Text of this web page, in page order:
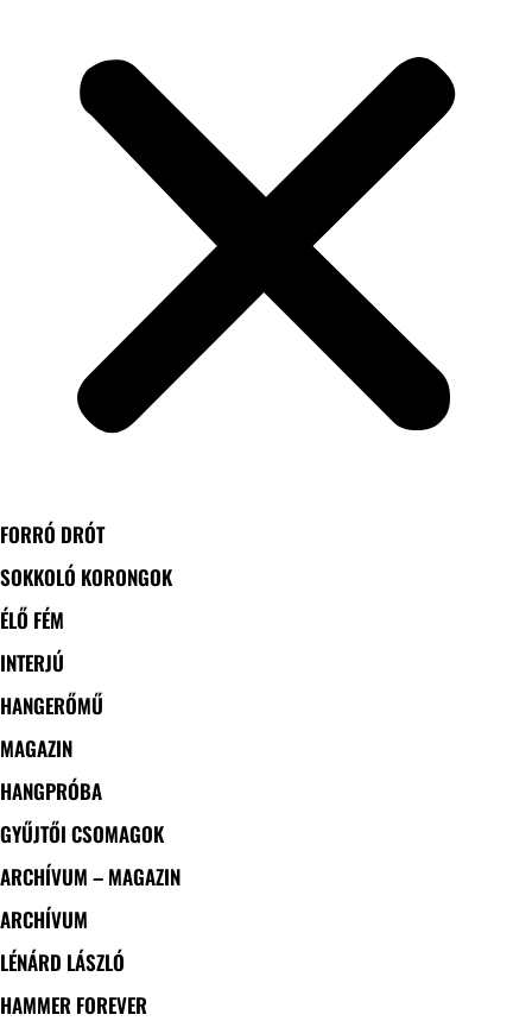
FORRÓ DRÓT
SOKKOLÓ KORONGOK
ÉLŐ FÉM
INTERJÚ
HANGERŐMŰ
MAGAZIN
HANGPRÓBA
GYŰJTŐI CSOMAGOK
ARCHÍVUM – MAGAZIN
ARCHÍVUM
LÉNÁRD LÁSZLÓ
HAMMER FOREVER